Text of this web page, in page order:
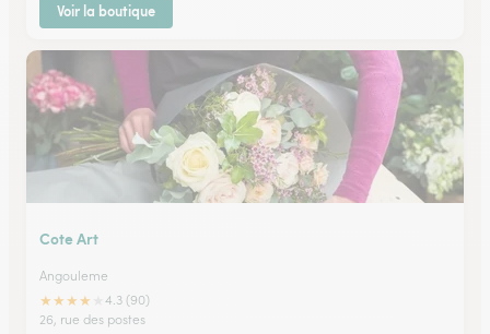
Voir la boutique
Cote Art
Angouleme
★★★★
4.3 (90)
26, rue des postes